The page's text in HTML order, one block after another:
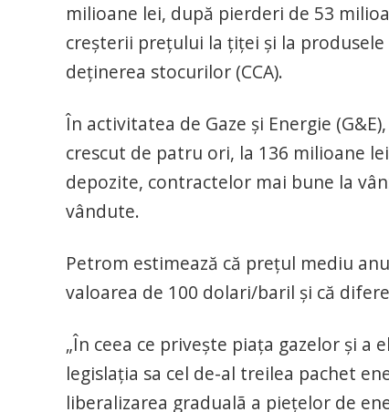
milioane lei, după pierderi de 53
creşterii preţului la ţiţei şi la
deţinerea stocurilor (CCA).
În activitatea de Gaze şi Energie
crescut de patru ori, la 136 milioane
depozite, contractelor mai bune la
vândute.
Petrom estimează că preţul mediu
valoarea de 100 dolari/baril şi că
„În ceea ce priveşte piaţa gazelor şi
legislaţia sa cel de-al treilea pachet
liberalizarea gradualã a pieţelor de